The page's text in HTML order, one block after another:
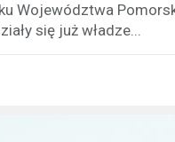
Województwa
się już władze...